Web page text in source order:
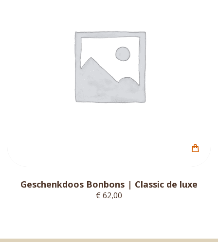
Geschenkdoos Bonbons | Classic de luxe
€ 62,00